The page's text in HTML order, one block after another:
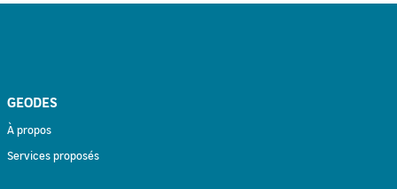
GEODES
À propos
Services proposés